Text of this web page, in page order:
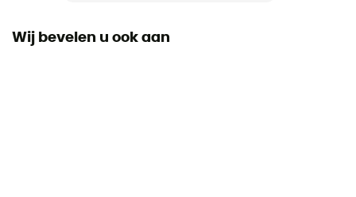
Wij bevelen u ook aan